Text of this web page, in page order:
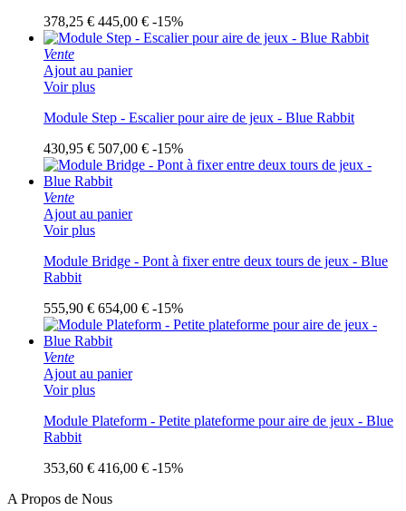
378,25 € 445,00 € -15%
Vente
Ajout au panier
Voir plus
Module Step - Escalier pour aire de jeux - Blue Rabbit
430,95 € 507,00 € -15%
Vente
Ajout au panier
Voir plus
Module Bridge - Pont à fixer entre deux tours de jeux - Blue
Rabbit
555,90 € 654,00 € -15%
Vente
Ajout au panier
Voir plus
Module Plateform - Petite plateforme pour aire de jeux - Blue
Rabbit
353,60 € 416,00 € -15%
A Propos de Nous